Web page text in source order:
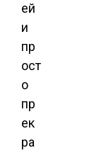
ей
и
пр
ост
о
пр
ек
ра